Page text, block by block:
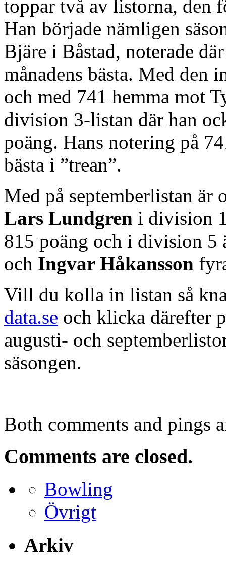
toppar två av listorna,
Han började nämligen
Bjäre i Båstad, noterade
månadens bästa. Med den
och med 741 hemma mot
division 3-listan där han
poäng. Hans notering på
bästa i ”trean”.
Med på septemberlistan är
Lars Lundgren i division
815 poäng och i division 5
och Ingvar Håkansson
Vill du kolla in listan så
data.se och klicka därefter
augusti- och
säsongen.
Both comments and pings
Comments are closed.
Bowling
Övrigt
Arkiv